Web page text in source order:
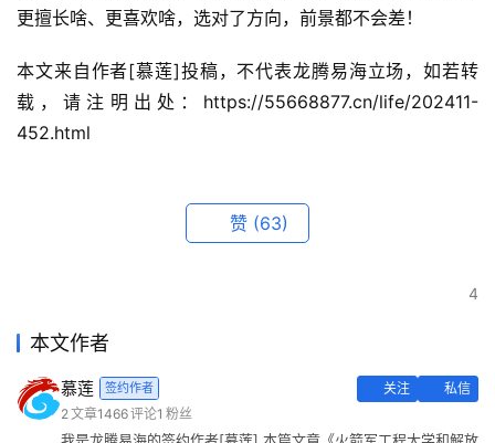
更擅长啥、更喜欢啥，选对了方向，前景都不会差！
本文来自作者[慕莲]投稿，不代表龙腾易海立场，如若转
载，请注明出处：https://55668877.cn/life/202411-
452.html
赞 (63)
4
本文作者
慕莲 签约作者 关注
私信
2文章1466评论1 粉丝